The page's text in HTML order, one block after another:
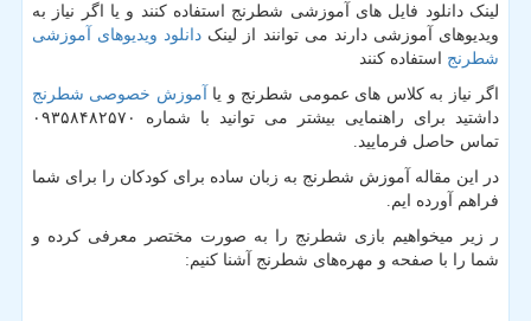
لینک دانلود فایل های آموزشی شطرنج استفاده کنند و یا اگر نیاز به
ویدیوهای آموزشی دارند می توانند از لینک دانلود ویدیوهای آموزشی
شطرنج استفاده کنند
اگر نیاز به کلاس های عمومی شطرنج و یا آموزش خصوصی شطرنج
داشتید برای راهنمایی بیشتر می توانید با شماره ۰۹۳۵۸۴۸۲۵۷۰
تماس حاصل فرمایید.
در این مقاله آموزش شطرنج به زبان ساده برای کودکان را برای شما
فراهم آورده ایم.
ر زیر میخواهیم بازی شطرنج را به صورت مختصر معرفی کرده و
شما را با صفحه و مهره‌های شطرنج آشنا کنیم: